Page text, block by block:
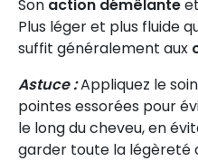
Son action démêlante
Plus léger et plus fluide
suffit généralement aux
Astuce :Appliquez le
pointes essorées pour
le long du cheveu, en
garder toute la légèreté